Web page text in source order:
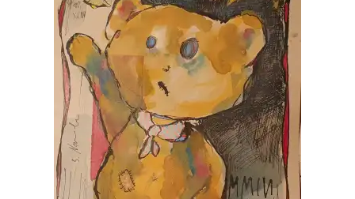
Katalog
News